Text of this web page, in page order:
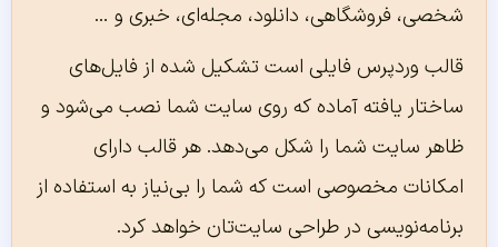
شخصی، فروشگاهی، دانلود، مجله‌ای، خبری و …
قالب وردپرس فایلی است تشکیل شده از فایل‌های
ساختار یافته آماده که روی سایت شما نصب می‌شود و
ظاهر سایت شما را شکل می‌دهد. هر قالب دارای
امکانات مخصوصی است که شما را بی‌نیاز به استفاده از
برنامه‌نویسی در طراحی سایت‌تان خواهد کرد.